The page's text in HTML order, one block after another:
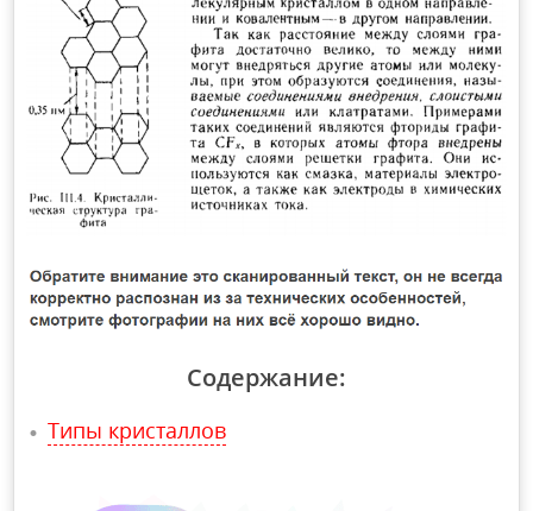
Содержание:
Типы кристаллов